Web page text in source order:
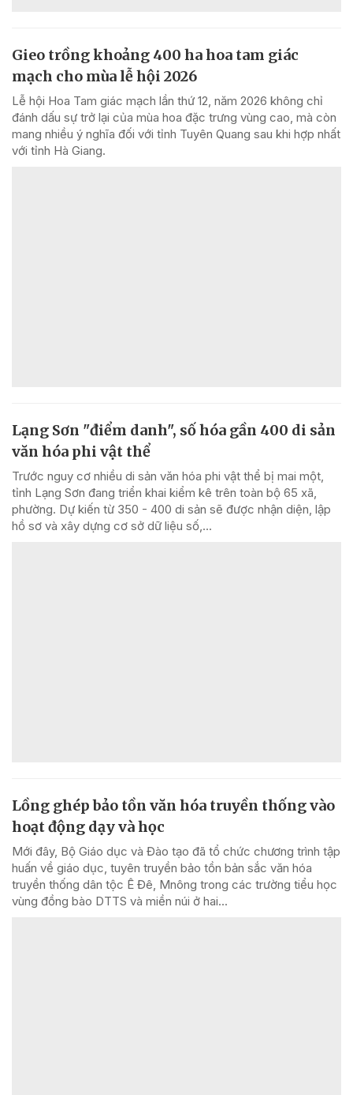
Gieo trồng khoảng 400 ha hoa tam giác
mạch cho mùa lễ hội 2026
Lễ hội Hoa Tam giác mạch lần thứ 12, năm 2026 không chỉ
đánh dấu sự trở lại của mùa hoa đặc trưng vùng cao, mà còn
mang nhiều ý nghĩa đối với tỉnh Tuyên Quang sau khi hợp nhất
với tỉnh Hà Giang.
Lạng Sơn "điểm danh", số hóa gần 400 di sản
văn hóa phi vật thể
Trước nguy cơ nhiều di sản văn hóa phi vật thể bị mai một,
tỉnh Lạng Sơn đang triển khai kiểm kê trên toàn bộ 65 xã,
phường. Dự kiến từ 350 - 400 di sản sẽ được nhận diện, lập
hồ sơ và xây dựng cơ sở dữ liệu số,...
Lồng ghép bảo tồn văn hóa truyền thống vào
hoạt động dạy và học
Mới đây, Bộ Giáo dục và Đào tạo đã tổ chức chương trình tập
huấn về giáo dục, tuyên truyền bảo tồn bản sắc văn hóa
truyền thống dân tộc Ê Đê, Mnông trong các trường tiểu học
vùng đồng bào DTTS và miền núi ở hai...